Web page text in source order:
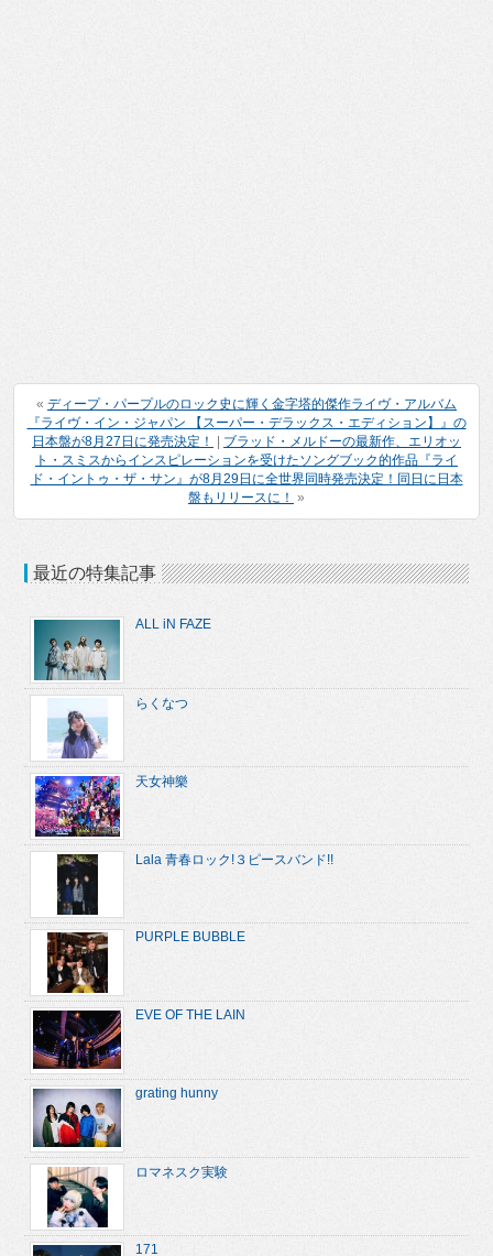
« ディープ・パープルのロック史に輝く金字塔的傑作ライヴ・アルバム
『ライヴ・イン・ジャパン 【スーパー・デラックス・エディション】』の
日本盤が8月27日に発売決定！
ブラッド・メルドーの最新作、エリオッ
ト・スミスからインスピレーションを受けたソングブック的作品『ライ
ド・イントゥ・ザ・サン』が8月29日に全世界同時発売決定！同日に日本
盤もリリースに！ »
最近の特集記事
ALL iN FAZE
らくなつ
天女神樂
Lala 青春ロック!３ピースバンド!!
PURPLE BUBBLE
EVE OF THE LAIN
grating hunny
ロマネスク実験
171